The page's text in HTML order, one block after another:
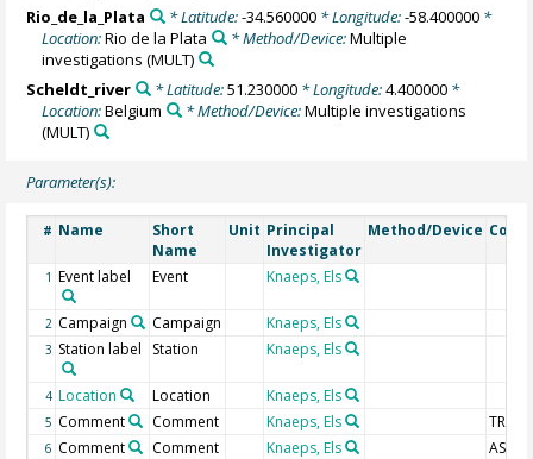
Rio_de_la_Plata
* Latitude:-34.560000* Longitude:-58.400000*
Location:Rio de la Plata * Method/Device:Multiple
investigations (MULT)
Scheldt_river
* Latitude:51.230000* Longitude:4.400000*
Location:Belgium * Method/Device:Multiple investigations
(MULT)
Parameter(s):
# Name
Short
Name
Unit Principal
Investigator
Method/Device
1 Event label Event Knaeps, Els
2 Campaign Campaign Knaeps, Els
3 Station label Station Knaeps, Els
4 Location Location Knaeps, Els
5 Comment Comment Knaeps, Els
6 Comment Comment Knaeps, Els ASD